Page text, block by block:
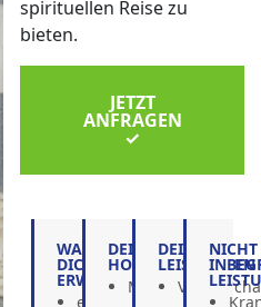
spirituellen Reise zu
bieten.
JETZT
ANFRAGEN
✓
WAS
DICH
ERWARTET
eine
DEINE
HOTELS
Mekka:
DEINE
LEISTUNGEN
NICHT